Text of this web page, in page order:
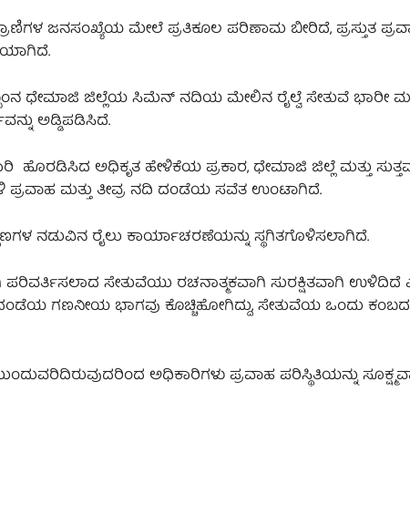
ಜನಸಂಖ್ಯೆಯ ಮೇಲೆ ಪ್ರತಿಕೂಲ ಪರಿಣಾಮ ಬೀರಿದೆ, ಪ್ರಸ್ತುತ
ಧೇಮಾಜಿ ಜಿಲ್ಲೆಯ ಸಿಮೆನ್ ನದಿಯ ಮೇಲಿನ ರೈಲ್ವೆ ಸೇತುವೆ ಭಾರೀ
ಅಡ್ಡಿಪಡಿಸಿದೆ.
ಹೊರಡಿಸಿದ ಅಧಿಕೃತ ಹೇಳಿಕೆಯ ಪ್ರಕಾರ, ಧೇಮಾಜಿ ಜಿಲ್ಲೆ ಮತ್ತು
ಮತ್ತು ತೀವ್ರ ನದಿ ದಂಡೆಯ ಸವೆತ ಉಂಟಾಗಿದೆ.
ನಡುವಿನ ರೈಲು ಕಾರ್ಯಾಚರಣೆಯನ್ನು ಸ್ಥಗಿತಗೊಳಿಸಲಾಗಿದೆ.
ಸೇತುವೆಯು ರಚನಾತ್ಮಕವಾಗಿ ಸುರಕ್ಷಿತವಾಗಿ ಉಳಿದಿದೆ
ಗಣನೀಯ ಭಾಗವು ಕೊಚ್ಚಿಹೋಗಿದ್ದು, ಸೇತುವೆಯ ಒಂದು ಕಂಬದ
ಅಧಿಕಾರಿಗಳು ಪ್ರವಾಹ ಪರಿಸ್ಥಿತಿಯನ್ನು